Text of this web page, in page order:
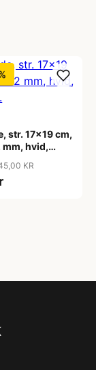
str. 17x19 cm,
mm, hvid,
KR